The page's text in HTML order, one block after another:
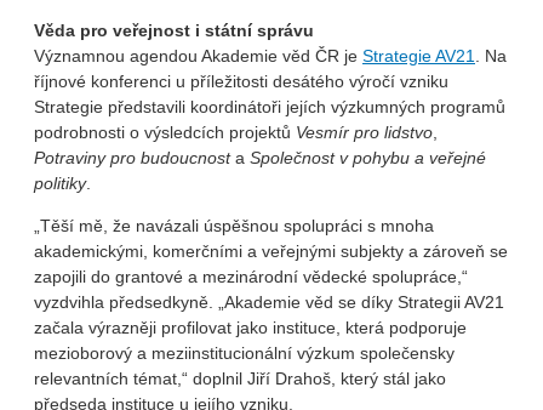
Věda pro veřejnost i státní správu
Významnou agendou Akademie věd ČR je Strategie AV21
. Na
říjnové konferenci u příležitosti desátého výročí vzniku
Strategie představili koordinátoři jejích výzkumných programů
podrobnosti o výsledcích projektů Vesmír pro lidstvo
Potraviny pro budoucnosta Společnost v pohybu a veřejné
politiky.
„Těší mě, že navázali úspěšnou spolupráci s mnoha
akademickými, komerčními a veřejnými subjekty a zároveň se
zapojili do grantové a mezinárodní vědecké spolupráce,“
vyzdvihla předsedkyně. „Akademie věd se díky Strategii AV21
začala výrazněji profilovat jako instituce, která podporuje
mezioborový a meziinstitucionální výzkum společensky
relevantních témat,“ doplnil Jiří Drahoš, který stál jako
předseda instituce u jejího vzniku.